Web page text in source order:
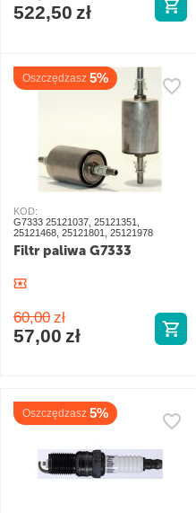
522,50 zł
Oszczędzasz 5%
KOD:
G7333 25121037, 25121351,
25121468, 25121801, 25121978
Filtr paliwa G7333
60,00 zł
57,00 zł
Oszczędzasz 5%